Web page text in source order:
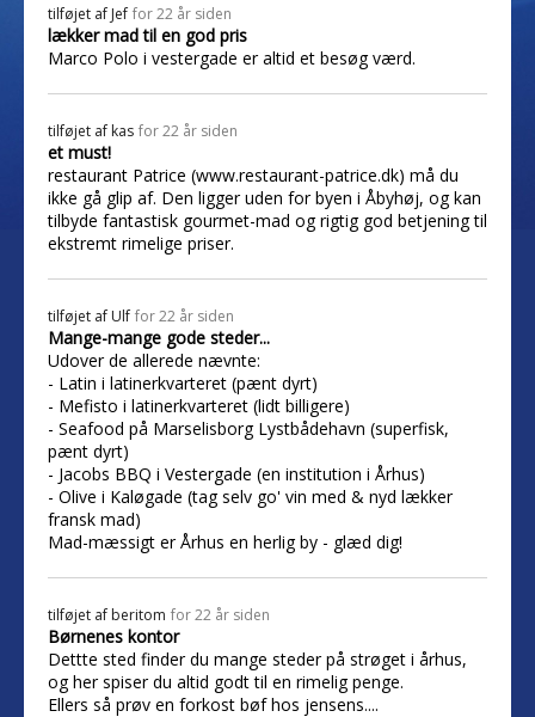
tilføjet af Jef for 22 år siden
lækker mad til en god pris
Marco Polo i vestergade er altid et besøg værd.
tilføjet af kas for 22 år siden
et must!
restaurant Patrice (www.restaurant-patrice.dk) må du
ikke gå glip af. Den ligger uden for byen i Åbyhøj, og kan
tilbyde fantastisk gourmet-mad og rigtig god betjening til
ekstremt rimelige priser.
tilføjet af Ulf for 22 år siden
Mange-mange gode steder...
Udover de allerede nævnte:
- Latin i latinerkvarteret (pænt dyrt)
- Mefisto i latinerkvarteret (lidt billigere)
- Seafood på Marselisborg Lystbådehavn (superfisk,
pænt dyrt)
- Jacobs BBQ i Vestergade (en institution i Århus)
- Olive i Kaløgade (tag selv go' vin med & nyd lækker
fransk mad)
Mad-mæssigt er Århus en herlig by - glæd dig!
tilføjet af beritom for 22 år siden
Børnenes kontor
Dettte sted finder du mange steder på strøget i århus,
og her spiser du altid godt til en rimelig penge.
Ellers så prøv en forkost bøf hos jensens....